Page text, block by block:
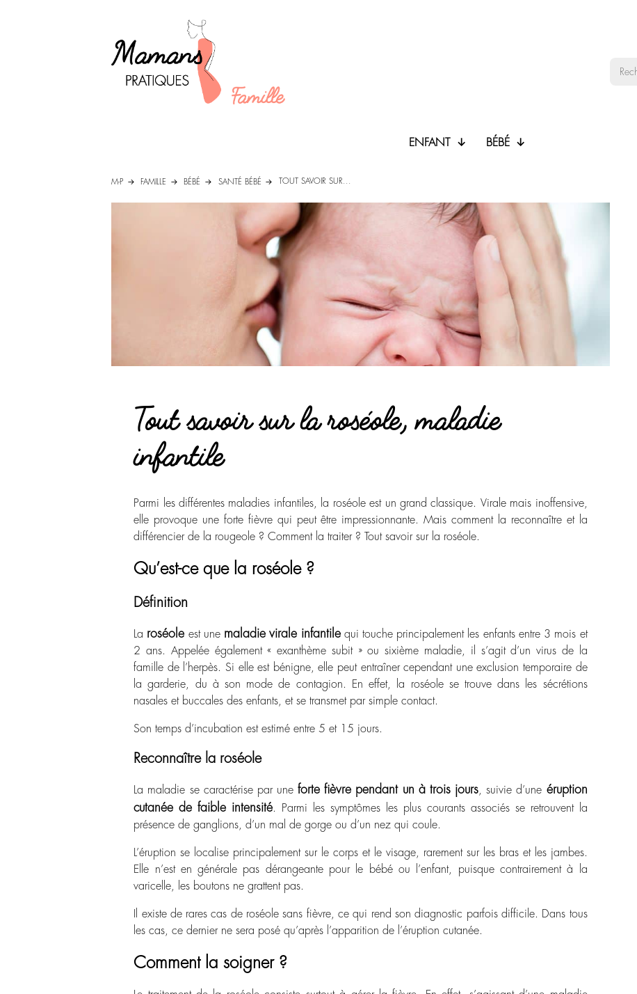
ENFANT BÉBÉ
M-P FAMILLE BÉBÉ SANTÉ BÉBÉ TOUT SAVOIR SUR...
Tout savoir sur la roséole, maladie
infantile
Parmi les différentes maladies infantiles, la roséole est un grand classique. Virale mais inoffensive,
elle provoque une forte fièvre qui peut être impressionnante. Mais comment la reconnaître et la
différencier de la rougeole ? Comment la traiter ? Tout savoir sur la roséole.
Qu’est-ce que la roséole ?
Définition
La roséole est une maladie virale infantilequi touche principalement les enfants entre 3 mois et
2 ans. Appelée également « exanthème subit » ou sixième maladie, il s’agit d’un virus de la
famille de l’herpès. Si elle est bénigne, elle peut entraîner cependant une exclusion temporaire de
la garderie, du à son mode de contagion. En effet, la roséole se trouve dans les sécrétions
nasales et buccales des enfants, et se transmet par simple contact.
Son temps d’incubation est estimé entre 5 et 15 jours.
Reconnaître la roséole
La maladie se caractérise par uneforte fièvre pendant un à trois jours , suivie d’une éruption
cutanée de faible intensité. Parmi les symptômes les plus courants associés se retrouvent la
présence de ganglions, d’un mal de gorge ou d’un nez qui coule.
L’éruption se localise principalement sur le corps et le visage, rarement sur les bras et les jambes.
Elle n’est en générale pas dérangeante pour le bébé ou l’enfant, puisque contrairement à la
varicelle, les boutons ne grattent pas.
Il existe de rares cas de roséole sans fièvre, ce qui rend son diagnostic parfois difficile. Dans tous
les cas, ce dernier ne sera posé qu’après l’apparition de l’éruption cutanée.
Comment la soigner ?